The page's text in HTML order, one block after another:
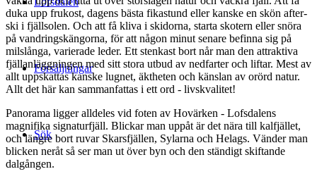
Försäljningar
Sök
duka upp frukost, dagens bästa fikastund eller kanske en skön after-
ski i fjällsolen. Och att få kliva i skidorna, starta skotern eller snöra
på vandringskängorna, för att någon minut senare befinna sig på
milslånga, varierade leder. Ett stenkast bort når man den attraktiva
fjällanläggningen med sitt stora utbud av nedfarter och liftar. Mest av
allt uppskattas kanske lugnet, äktheten och känslan av orörd natur.
Allt det här kan sammanfattas i ett ord - livskvalitet!
Panorama ligger alldeles vid foten av Hovärken - Lofsdalens
magnifika signaturfjäll. Blickar man uppåt är det nära till kalfjället,
och längre bort ruvar Skarsfjällen, Sylarna och Helags. Vänder man
blicken neråt så ser man ut över byn och den ständigt skiftande
dalgången.